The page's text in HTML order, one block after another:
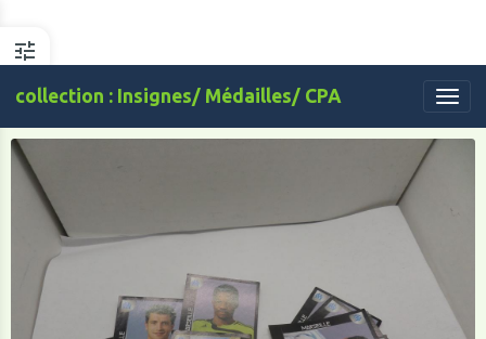
collection : Insignes/ Médailles/ CPA